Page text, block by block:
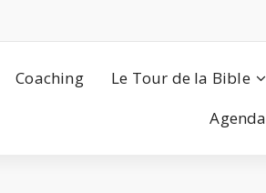
Coaching Le Tour de la Bible
Agenda